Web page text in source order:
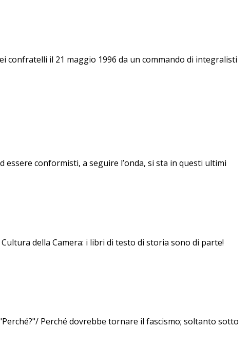
confratelli il 21 maggio 1996 da un commando di integralisti
conformisti, a seguire l’onda, si sta in questi ultimi
della Camera: i libri di testo di storia sono di parte!
"Perché?"/ Perché dovrebbe tornare il fascismo; soltanto sotto